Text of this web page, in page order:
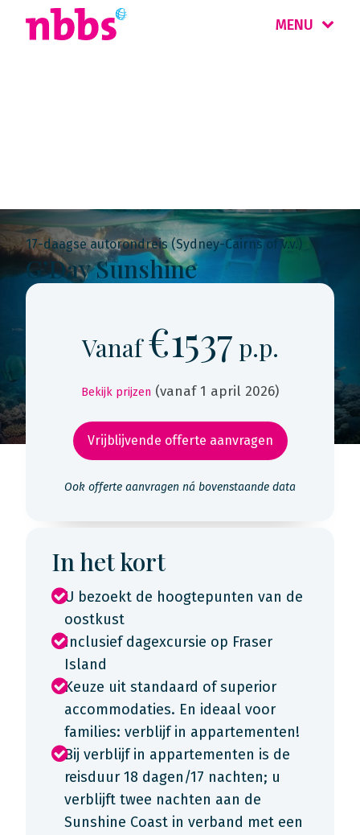
MENU
17-daagse autorondreis (Sydney-Cairns of v.v.)
G’Day Sunshine
Vanaf€1537 p.p.
Bekijk prijzen (vanaf 1 april 2026)
Vrijblijvende offerte aanvragen
Ook offerte aanvragen ná bovenstaande data
In het kort
U bezoekt de hoogtepunten van de
oostkust
Inclusief dagexcursie op Fraser
Island
Keuze uit standaard of superior
accommodaties. En ideaal voor
families: verblijf in appartementen!
Bij verblijf in appartementen is de
reisduur 18 dagen/17 nachten; u
verblijft twee nachten aan de
Sunshine Coast in verband met een